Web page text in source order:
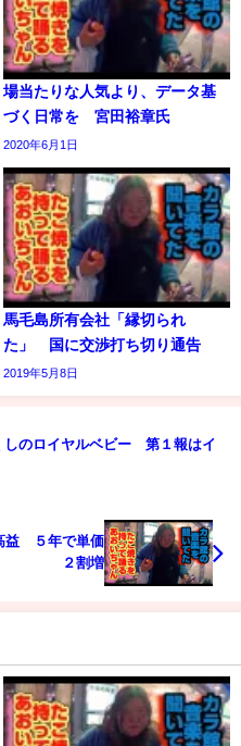
場当たりな人気より、データ基
づく日常を 宮田裕章氏
2020年6月1日
馬毛島所有会社「縁切られ
た」 国に交渉打ち切り通告
2019年5月8日
しのロイヤルベビー 第１報はイ
益 ５年で単価
２割増